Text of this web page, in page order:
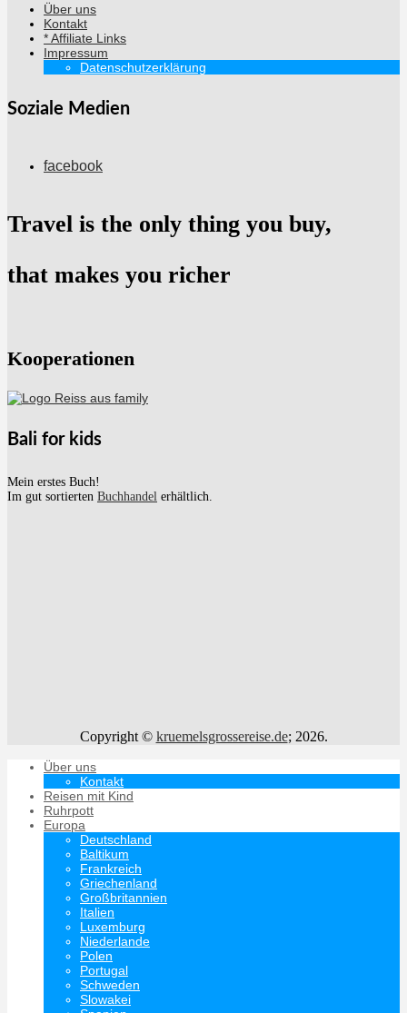
Über uns
Kontakt
* Affiliate Links
Impressum
Datenschutzerklärung
Soziale Medien
facebook
Travel is the only thing you buy,
that makes you richer
Kooperationen
Bali for kids
Mein erstes Buch!
Im gut sortierten Buchhandel erhältlich.
Copyright © kruemelsgrossereise.de; 2026.
Über uns
Kontakt
Reisen mit Kind
Ruhrpott
Europa
Deutschland
Baltikum
Frankreich
Griechenland
Großbritannien
Italien
Luxemburg
Niederlande
Polen
Portugal
Schweden
Slowakei